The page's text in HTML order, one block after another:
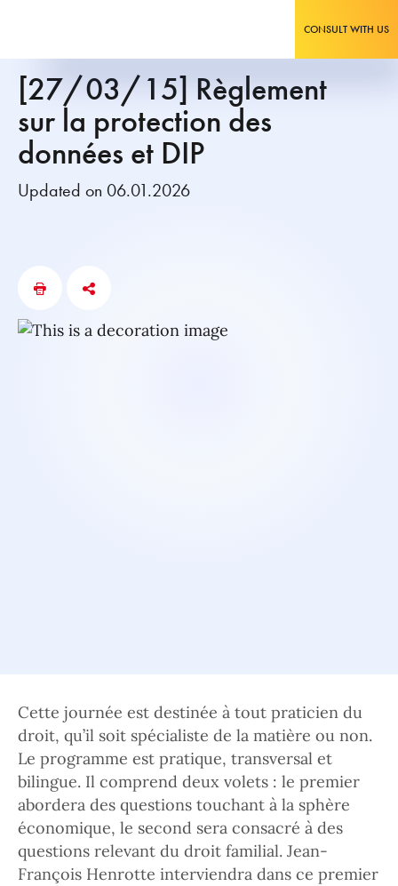
CONSULT WITH US
[27/03/15] Règlement
sur la protection des
données et DIP
Updated on 06.01.2026
Cette journée est destinée à tout praticien du
droit, qu’il soit spécialiste de la matière ou non.
Le programme est pratique, transversal et
bilingue. Il comprend deux volets : le premier
abordera des questions touchant à la sphère
économique, le second sera consacré à des
questions relevant du droit familial. Jean-
François Henrotte interviendra dans ce premier